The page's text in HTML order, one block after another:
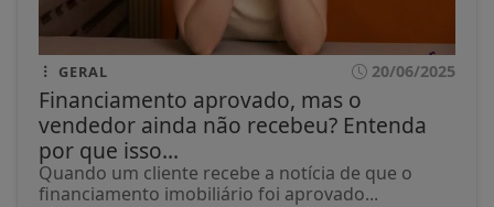
GERAL 20/06/2025
Financiamento aprovado, mas o
vendedor ainda não recebeu? Entenda
por que isso...
Quando um cliente recebe a notícia de que o
financiamento imobiliário foi aprovado...